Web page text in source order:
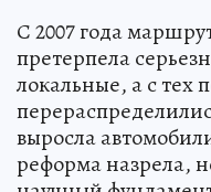
С 2007 года
претерпела
локальные, а с тех
выросла
реформа назрела,